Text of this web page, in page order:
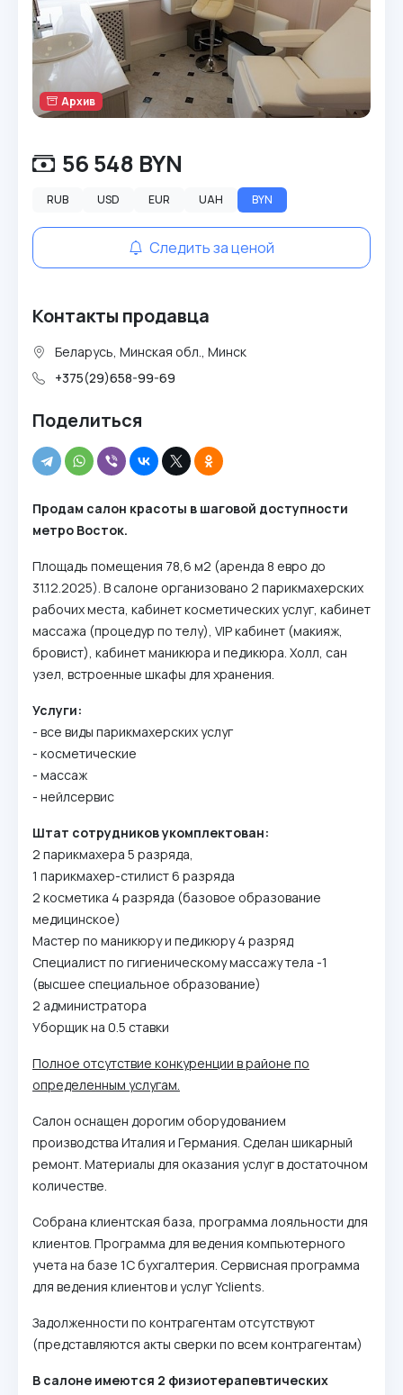
Архив
56 548 BYN
RUB USD EUR UAH BYN
Следить за ценой
Контакты продавца
Беларусь, Минская обл., Минск
+375(29)658-99-69
Поделиться
Продам салон красоты в шаговой доступности
метро Восток.
Площадь помещения 78,6 м2 (аренда 8 евро до
31.12.2025). В салоне организовано 2 парикмахерских
рабочих места, кабинет косметических услуг, кабинет
массажа (процедур по телу), VIP кабинет (макияж,
бровист), кабинет маникюра и педикюра. Холл, сан
узел, встроенные шкафы для хранения.
Услуги:
- все виды парикмахерских услуг
- косметические
- массаж
- нейлсервис
Штат сотрудников укомплектован:
2 парикмахера 5 разряда,
1 парикмахер-стилист 6 разряда
2 косметика 4 разряда (базовое образование
медицинское)
Мастер по маникюру и педикюру 4 разряд
Специалист по гигиеническому массажу тела -1
(высшее специальное образование)
2 администратора
Уборщик на 0.5 ставки
Полное отсутствие конкуренции в районе по
определенным услугам.
Салон оснащен дорогим оборудованием
производства Италия и Германия. Сделан шикарный
ремонт. Материалы для оказания услуг в достаточном
количестве.
Собрана клиентская база, программа лояльности для
клиентов. Программа для ведения компьютерного
учета на базе 1С бухгалтерия. Сервисная программа
для ведения клиентов и услуг Yclients.
Задолженности по контрагентам отсутствуют
(представляются акты сверки по всем контрагентам)
В салоне имеются 2 физиотерапевтических